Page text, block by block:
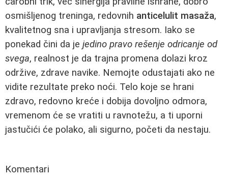
osmišljenog treninga, redovnih anticelulit masaža,
kvalitetnog sna i upravljanja stresom. Iako se
ponekad čini da je jedino pravo rešenje odricanje od
svega, realnost je da trajna promena dolazi kroz
održive, zdrave navike. Nemojte odustajati ako ne
vidite rezultate preko noći. Telo koje se hrani
zdravo, redovno kreće i dobija dovoljno odmora,
vremenom će se vratiti u ravnotežu, a ti uporni
jastučići će polako, ali sigurno, početi da nestaju.
Komentari